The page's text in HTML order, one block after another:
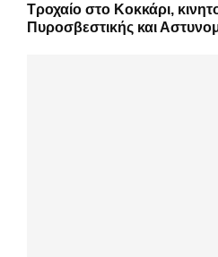
Τροχαίο στο Κοκκάρι,
Πυροσβεστικής και